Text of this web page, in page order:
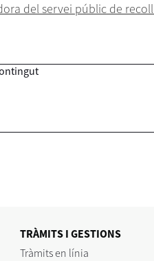
del servei públic de
TRÀMITS I GESTIONS
Tràmits en línia